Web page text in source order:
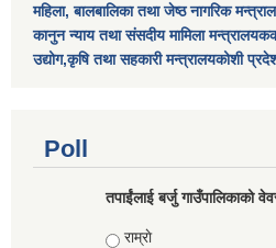
महिला, बालबालिका तथा जेष्ठ नागरिक
कानुन न्याय तथा संसदीय मामिला
उद्योग,कृषि तथा सहकारी मन्त्रालयकोशी
Poll
तपाईंलाई बर्जु गाउँपालिकाको
Choices
राम्राे